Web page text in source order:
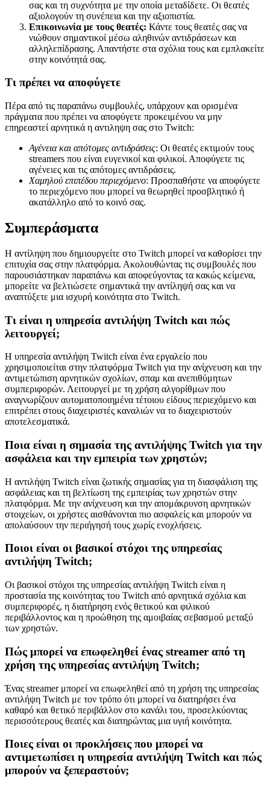
σας και τη συχνότητα με την οποία μεταδίδετε. Οι θεατές
αξιολογούν τη συνέπεια και την αξιοπιστία.
Επικοινωνία με τους θεατές: Κάντε τους θεατές σας να
νιώθουν σημαντικοί μέσω αληθινών αντιδράσεων και
αλληλεπίδρασης. Απαντήστε στα σχόλια τους και εμπλακείτε
στην κοινότητά σας.
Τι πρέπει να αποφύγετε
Πέρα από τις παραπάνω συμβουλές, υπάρχουν και ορισμένα
πράγματα που πρέπει να αποφύγετε προκειμένου να μην
επηρεαστεί αρνητικά η αντιληψη σας στο Twitch:
Αγένεια και απότομες αντιδράσεις: Οι θεατές εκτιμούν τους
streamers που είναι ευγενικοί και φιλικοί. Αποφύγετε τις
αγένειες και τις απότομες αντιδράσεις.
Χαμηλού επιπέδου περιεχόμενο: Προσπαθήστε να αποφύγετε
το περιεχόμενο που μπορεί να θεωρηθεί προσβλητικό ή
ακατάλληλο από το κοινό σας.
Συμπεράσματα
Η αντίληψη που δημιουργείτε στο Twitch μπορεί να καθορίσει την
επιτυχία σας στην πλατφόρμα. Ακολουθώντας τις συμβουλές που
παρουσιάστηκαν παραπάνω και αποφεύγοντας τα κακώς κείμενα,
μπορείτε να βελτιώσετε σημαντικά την αντίληψή σας και να
αναπτύξετε μια ισχυρή κοινότητα στο Twitch.
Τι είναι η υπηρεσία αντιλήψη Twitch και πώς
λειτουργεί;
Η υπηρεσία αντιλήψη Twitch είναι ένα εργαλείο που
χρησιμοποιείται στην πλατφόρμα Twitch για την ανίχνευση και την
αντιμετώπιση αρνητικών σχολίων, σπαμ και ανεπιθύμητων
συμπεριφορών. Λειτουργεί με τη χρήση αλγορίθμων που
αναγνωρίζουν αυτοματοποιημένα τέτοιου είδους περιεχόμενο και
επιτρέπει στους διαχειριστές καναλιών να το διαχειριστούν
αποτελεσματικά.
Ποια είναι η σημασία της αντιλήψης Twitch για την
ασφάλεια και την εμπειρία των χρηστών;
Η αντιλήψη Twitch είναι ζωτικής σημασίας για τη διασφάλιση της
ασφάλειας και τη βελτίωση της εμπειρίας των χρηστών στην
πλατφόρμα. Με την ανίχνευση και την απομάκρυνση αρνητικών
στοιχείων, οι χρήστες αισθάνονται πιο ασφαλείς και μπορούν να
απολαύσουν την περιήγησή τους χωρίς ενοχλήσεις.
Ποιοι είναι οι βασικοί στόχοι της υπηρεσίας
αντιλήψη Twitch;
Οι βασικοί στόχοι της υπηρεσίας αντιλήψη Twitch είναι η
προστασία της κοινότητας του Twitch από αρνητικά σχόλια και
συμπεριφορές, η διατήρηση ενός θετικού και φιλικού
περιβάλλοντος και η προώθηση της αμοιβαίας σεβασμού μεταξύ
των χρηστών.
Πώς μπορεί να επωφεληθεί ένας streamer από τη
χρήση της υπηρεσίας αντιλήψη Twitch;
Ένας streamer μπορεί να επωφεληθεί από τη χρήση της υπηρεσίας
αντιλήψη Twitch με τον τρόπο ότι μπορεί να διατηρήσει ένα
καθαρό και θετικό περιβάλλον στο κανάλι του, προσελκύοντας
περισσότερους θεατές και διατηρώντας μια υγιή κοινότητα.
Ποιες είναι οι προκλήσεις που μπορεί να
αντιμετωπίσει η υπηρεσία αντιλήψη Twitch και πώς
μπορούν να ξεπεραστούν;